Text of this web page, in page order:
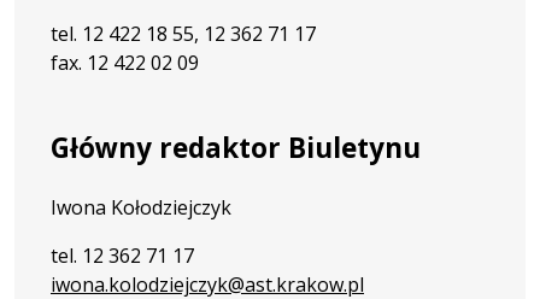
tel. 12 422 18 55, 12 362 71 17
fax. 12 422 02 09
Główny redaktor Biuletynu
Iwona Kołodziejczyk
tel. 12 362 71 17
iwona.kolodziejczyk@ast.krakow.pl